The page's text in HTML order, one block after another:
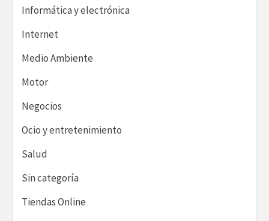
Informática y electrónica
Internet
Medio Ambiente
Motor
Negocios
Ocio y entretenimiento
Salud
Sin categoría
Tiendas Online